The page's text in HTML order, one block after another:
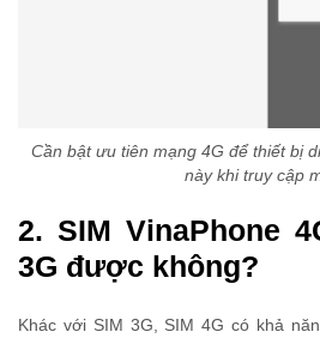
Cần bật ưu tiên mạng 4G để thiết bị
này khi truy cập
2. SIM VinaPhone
3G được không?
Khác với SIM 3G, SIM 4G có khả